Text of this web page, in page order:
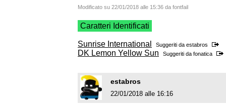
Modificato su 22/01/2018 alle 15:36 da fontfail
Caratteri Identificati
Sunrise International Suggeriti da estabros
DK Lemon Yellow Sun Suggeriti da fonatica
estabros
22/01/2018 alle 16:16